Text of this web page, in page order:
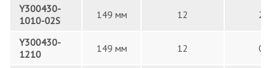
Y300430-
1010-02S
149 мм 12 2
Y300430-
1210
149 мм 12 0